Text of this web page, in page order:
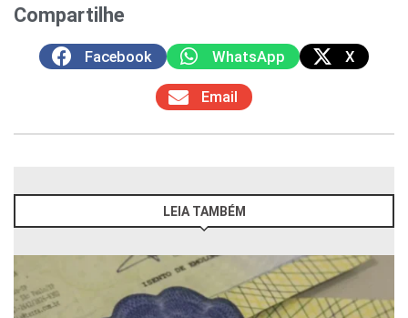
Compartilhe
Facebook WhatsApp X
Email
LEIA TAMBÉM